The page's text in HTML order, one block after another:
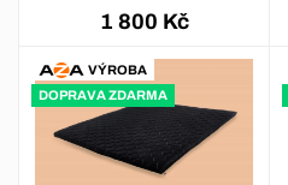
1 800 Kč
VÝROBA
DOPRAVA ZDARMA